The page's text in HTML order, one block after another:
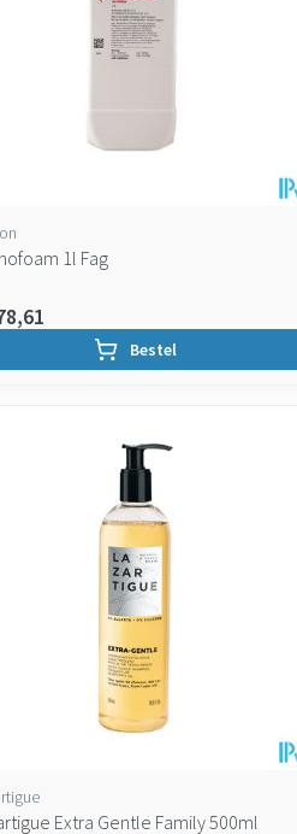
1l Fag
Bestel
Extra Gentle Family 500ml